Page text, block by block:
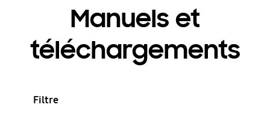
Manuels et
téléchargements
Filtre